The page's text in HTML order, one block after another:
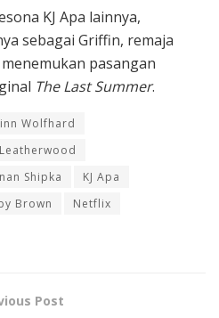
KJ Apa lainnya,
sebagai Griffin, remaja
pasangan
The Last Summer.
Wolfhard
Shipka
KJ Apa
Brown
Netflix
Post